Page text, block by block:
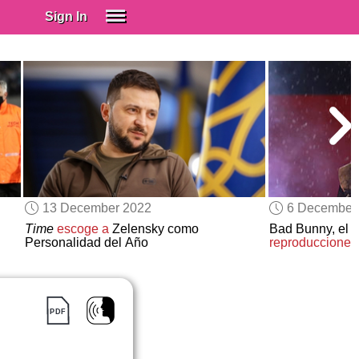
Sign In
Spanish (Spain)
Spanish (Latino)
SUBSCRIBE
EDUCATIONAL LICENSES
GIFT CARDS
OTHER LANGUAGES
ABOUT US
13 December 2022
Time escoge aZelensky como
Personalidad del Año
6
Bad Bunny, el
reproducciones